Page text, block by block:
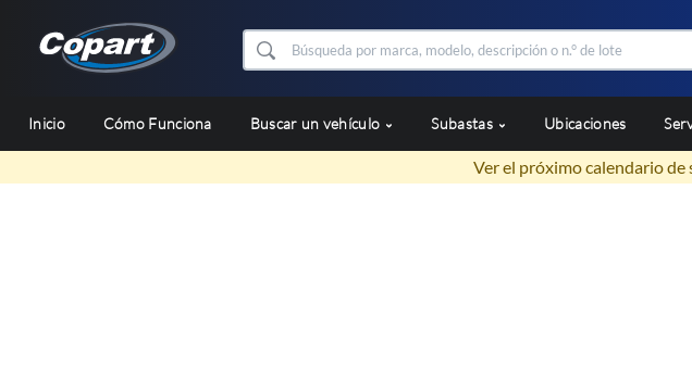
Inicio Cómo Funciona Buscar un vehículo Subastas Ubicaciones
Ver el próximo calendario de